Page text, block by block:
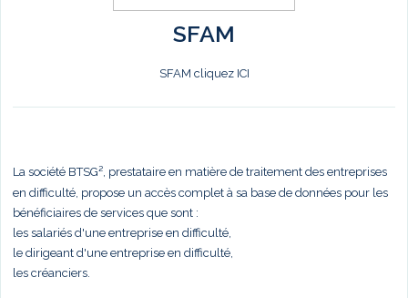
SFAM
SFAM cliquez ICI
La société BTSG², prestataire en matière de traitement des entreprises
en difficulté, propose un accès complet à sa base de données pour les
bénéficiaires de services que sont :
les salariés d'une entreprise en difficulté,
le dirigeant d'une entreprise en difficulté,
les créanciers.